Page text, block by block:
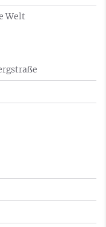
Welt